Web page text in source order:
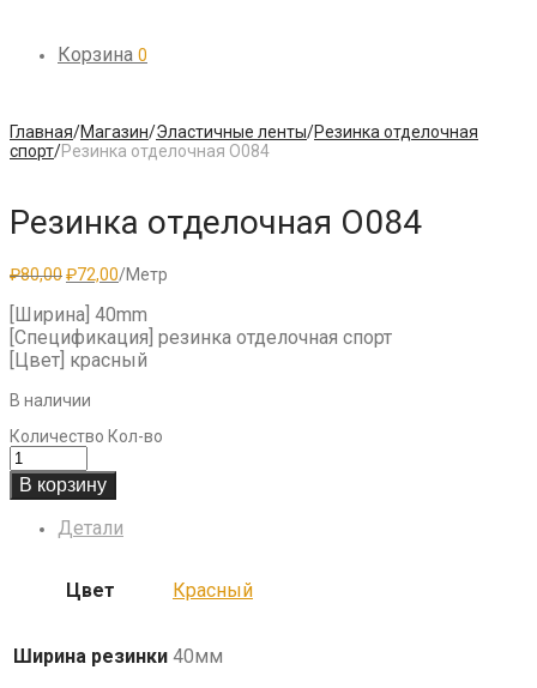
Корзина 0
Главная/Магазин/Эластичные ленты/Резинка отделочная
спорт/Резинка отделочная O084
Резинка отделочная O084
₽80,00Первоначальная
составляла
₽80,00.
₽72,00Текущая
₽72,00.
/Метр
[Ширина] 40mm
[Спецификация] резинка отделочная спорт
[Цвет] красный
В наличии
Количество Кол-во
В корзину
Детали
Цвет Красный
Ширина резинки 40мм